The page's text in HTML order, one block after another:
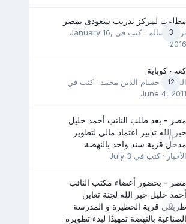
3
مطلوب لمركز تدريب سعودى بمصر
نرمين سالم · كتب في January 16,
2016
12
كعب كوباية
المدرب حسام الدين محمد · كتب في
June 4, 2011
0
مصر - بعد طلب النائب أحمد خليل
خير الله تدبير اعتماد مالي لتطوير
مدخل قرية سند واحد بالنهضة
الأخبار · كتب في July 3
0
مصر - بحضور أعضاء مكتب النائب
أحمد خليل خير الله لجنة تعاين
طريقي قرية الحظيرة و المدرسة
الصناعية بالنهضة تمهيدًا لبدء تطويره